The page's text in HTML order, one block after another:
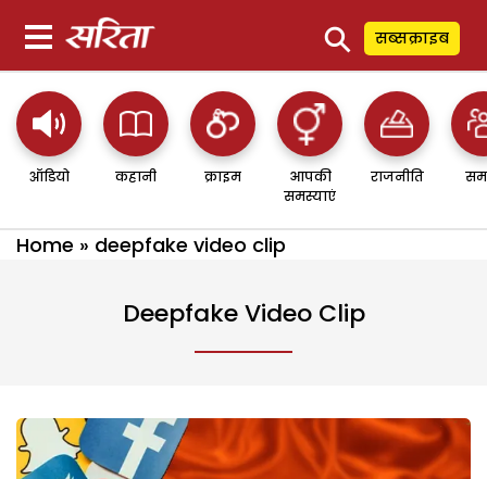
⚲ सब्सक्राइब
ऑडियो कहानी क्राइम
आपकी
समस्याएं
राजनीति
Home » deepfake video clip
Deepfake Video Clip